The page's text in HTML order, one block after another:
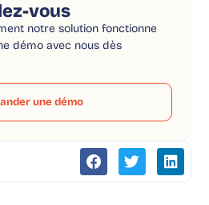
vous
notre solution fonctionne
démo avec nous dès
une démo